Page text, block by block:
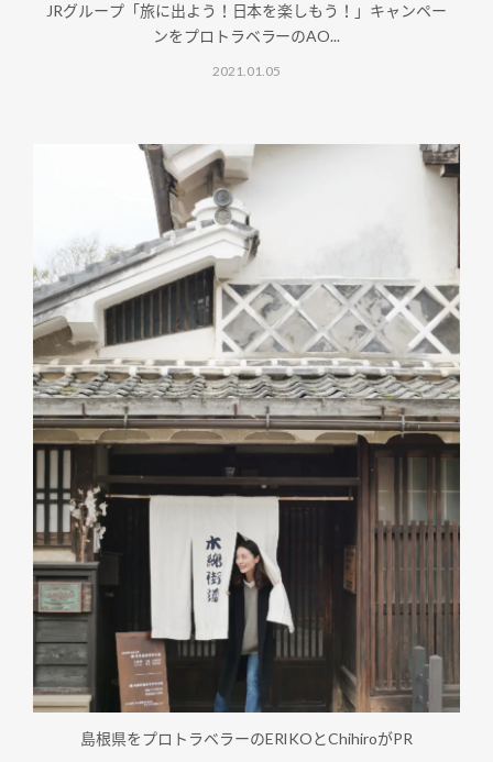
JRグループ「旅に出よう！日本を楽しもう！」キャンペー
ンをプロトラベラーのAO...
2021.01.05
島根県をプロトラベラーのERIKOとChihiroがPR